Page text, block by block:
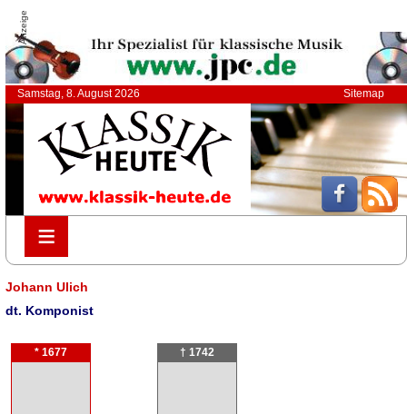
Anzeige
Samstag, 8. August 2026 Sitemap
≡
≡
Johann Ulich
dt. Komponist
* 1677 † 1742